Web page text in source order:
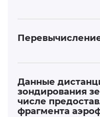
Данные
зондирования
числе
фрагмента